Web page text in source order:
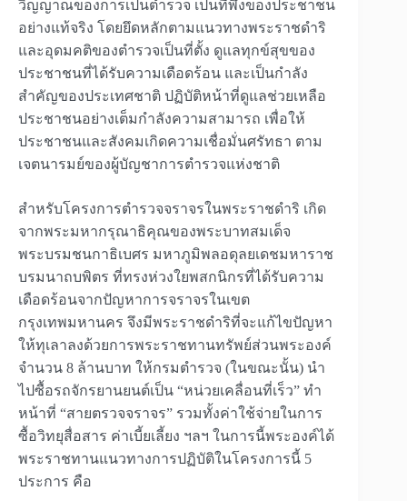
วิญญาณของการเป็นตำรวจ เป็นที่พึ่งของประชาชน
อย่างแท้จริง โดยยึดหลักตามแนวทางพระราชดำริ
และอุดมคติของตำรวจเป็นที่ตั้ง ดูแลทุกข์สุขของ
ประชาชนที่ได้รับความเดือดร้อน และเป็นกำลัง
สำคัญของประเทศชาติ ปฏิบัติหน้าที่ดูแลช่วยเหลือ
ประชาชนอย่างเต็มกำลังความสามารถ เพื่อให้
ประชาชนและสังคมเกิดความเชื่อมั่นศรัทธา ตาม
เจตนารมย์ของผู้บัญชาการตำรวจแห่งชาติ
สำหรับโครงการตำรวจจราจรในพระราชดำริ เกิด
จากพระมหากรุณาธิคุณของพระบาทสมเด็จ
พระบรมชนกาธิเบศร มหาภูมิพลอดุลยเดชมหาราช
บรมนาถบพิตร ที่ทรงห่วงใยพสกนิกรที่ได้รับความ
เดือดร้อนจากปัญหาการจราจรในเขต
กรุงเทพมหานคร จึงมีพระราชดำริที่จะแก้ไขปัญหา
ให้ทุเลาลงด้วยการพระราชทานทรัพย์ส่วนพระองค์
จำนวน 8 ล้านบาท ให้กรมตำรวจ (ในขณะนั้น) นำ
ไปซื้อรถจักรยานยนต์เป็น “หน่วยเคลื่อนที่เร็ว” ทำ
หน้าที่ “สายตรวจจราจร” รวมทั้งค่าใช้จ่ายในการ
ซื้อวิทยุสื่อสาร ค่าเบี้ยเลี้ยง ฯลฯ ในการนี้พระองค์ได้
พระราชทานแนวทางการปฏิบัติในโครงการนี้ 5
ประการ คือ